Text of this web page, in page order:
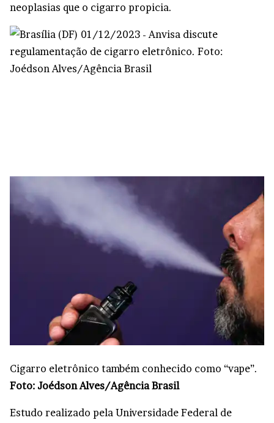
neoplasias que o cigarro propicia.
Cigarro eletrônico também conhecido como “vape”.
Foto: Joédson Alves/Agência Brasil
Estudo realizado pela Universidade Federal de